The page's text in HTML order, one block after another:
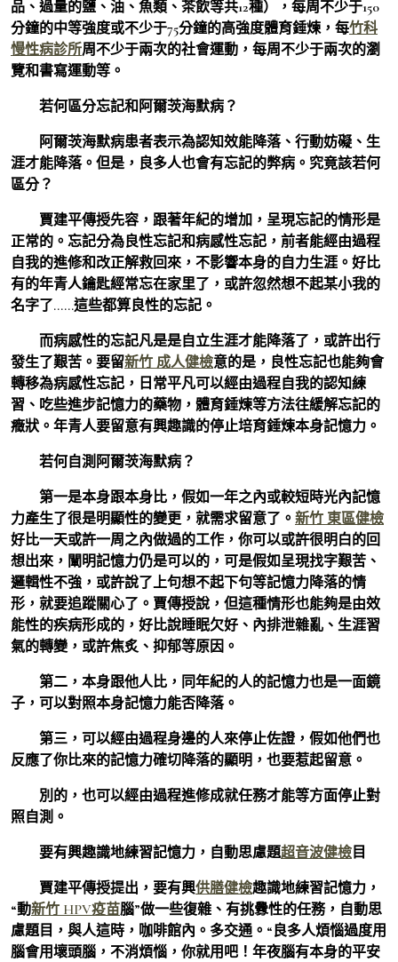
品、過量的鹽、油、魚類、茶飲等共12種），每周不少于150
分鐘的中等強度或不少于75分鐘的高強度體育錘煉，每竹科
慢性病診所周不少于兩次的社會運動，每周不少于兩次的瀏
覽和書寫運動等。
若何區分忘記和阿爾茨海默病？
阿爾茨海默病患者表示為認知效能降落、行動妨礙、生
涯才能降落。但是，良多人也會有忘記的弊病。究竟該若何
區分？
賈建平傳授先容，跟著年紀的增加，呈現忘記的情形是
正常的。忘記分為良性忘記和病感性忘記，前者能經由過程
自我的進修和改正解救回來，不影響本身的自力生涯。好比
有的年青人鑰匙經常忘在家里了，或許忽然想不起某小我的
名字了……這些都算良性的忘記。
而病感性的忘記凡是是自立生涯才能降落了，或許出行
發生了艱苦。要留新竹 成人健檢意的是，良性忘記也能夠會
轉移為病感性忘記，日常平凡可以經由過程自我的認知練
習、吃些進步記憶力的藥物，體育錘煉等方法往緩解忘記的
癥狀。年青人要留意有興趣識的停止培育錘煉本身記憶力。
若何自測阿爾茨海默病？
第一是本身跟本身比，假如一年之內或較短時光內記憶
力產生了很是明顯性的變更，就需求留意了。 新竹 東區健檢
好比一天或許一周之內做過的工作，你可以或許很明白的回
想出來，闡明記憶力仍是可以的，可是假如呈現找字艱苦、
邏輯性不強，或許說了上句想不起下句等記憶力降落的情
形，就要追蹤關心了。賈傳授說，但這種情形也能夠是由效
能性的疾病形成的，好比說睡眠欠好、內排泄雜亂、生涯習
氣的轉變，或許焦炙、抑郁等原因。
第二，本身跟他人比，同年紀的人的記憶力也是一面鏡
子，可以對照本身記憶力能否降落。
第三，可以經由過程身邊的人來停止佐證，假如他們也
反應了你比來的記憶力確切降落的顯明，也要惹起留意。
別的，也可以經由過程進修成就任務才能等方面停止對
照自測。
要有興趣識地練習記憶力，自動思慮題超音波健檢 目
賈建平傳授提出，要有興供膳健檢趣識地練習記憶力，
“動新竹 HPV疫苗腦”做一些復雜、有挑釁性的任務，自動思
慮題目，與人這時，咖啡館內。多交通。“良多人煩惱過度用
腦會用壞頭腦，不消煩惱，你就用吧！年夜腦有本身的平安